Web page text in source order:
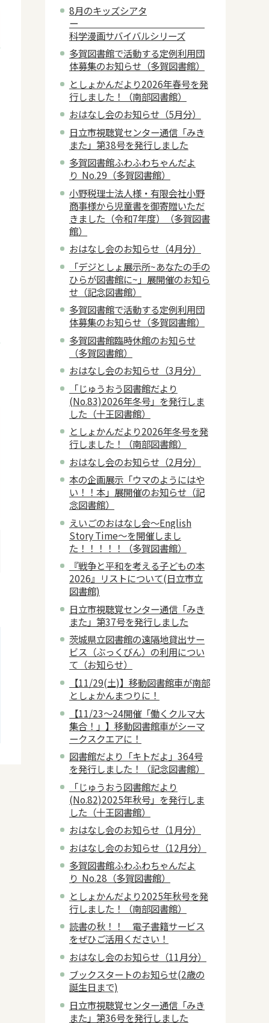
8月のキッズシアタ
ー
科学漫画サバイバルシリーズ
多賀図書館で活動する定例利用団
体募集のお知らせ（多賀図書館）
としょかんだより2026年春号を発
行しました！（南部図書館）
おはなし会のお知らせ（5月分）
日立市視聴覚センター通信「みき
また」第38号を発行しました
多賀図書館ふわふわちゃんだよ
り No.29（多賀図書館）
小野税理士法人様・有限会社小野
商事様から児童書を御寄贈いただ
きました（令和7年度）（多賀図書
館）
おはなし会のお知らせ（4月分）
「デジとしょ展示所~あなたの手の
ひらが図書館に~」展開催のお知ら
せ（記念図書館）
多賀図書館で活動する定例利用団
体募集のお知らせ（多賀図書館）
多賀図書館臨時休館のお知らせ
（多賀図書館）
おはなし会のお知らせ（3月分）
「じゅうおう図書館だより
(No.83)2026年冬号」を発行しま
した（十王図書館）
としょかんだより2026年冬号を発
行しました！（南部図書館）
おはなし会のお知らせ（2月分）
本の企画展示「ウマのようにはや
い！！本」展開催のお知らせ（記
念図書館）
えいごのおはなし会～English
Story Time～を開催しまし
た！！！！！（多賀図書館）
『戦争と平和を考える子どもの本
2026』リストについて(日立市立
図書館)
日立市視聴覚センター通信「みき
また」第37号を発行しました
茨城県立図書館の遠隔地貸出サー
ビス（ぶっくびん）の利用につい
て（お知らせ）
【11/29(土)】移動図書館車が南部
としょかんまつりに！
【11/23～24開催「働くクルマ大
集合！」】移動図書館車がシーマ
ークスクエアに！
図書館だより「キトだよ」364号
を発行しました！（記念図書館）
「じゅうおう図書館だより
(No.82)2025年秋号」を発行しま
した（十王図書館）
おはなし会のお知らせ（1月分）
おはなし会のお知らせ（12月分）
多賀図書館ふわふわちゃんだよ
り No.28（多賀図書館）
としょかんだより2025年秋号を発
行しました！（南部図書館）
読書の秋！！ 電子書籍サービス
をぜひご活用ください！
おはなし会のお知らせ（11月分）
ブックスタートのお知らせ(2歳の
誕生日まで)
日立市視聴覚センター通信「みき
また」第36号を発行しました